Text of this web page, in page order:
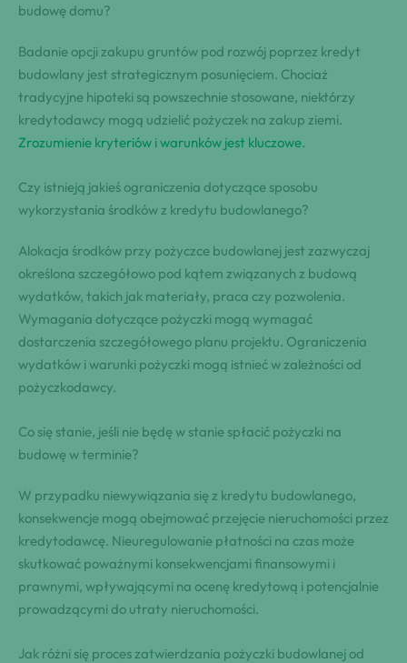
budowę domu?
Badanie opcji zakupu gruntów pod rozwój poprzez kredyt
budowlany jest strategicznym posunięciem. Chociaż
tradycyjne hipoteki są powszechnie stosowane, niektórzy
kredytodawcy mogą udzielić pożyczek na zakup ziemi.
Zrozumienie kryteriów i warunków jest kluczowe.
Czy istnieją jakieś ograniczenia dotyczące sposobu
wykorzystania środków z kredytu budowlanego?
Alokacja środków przy pożyczce budowlanej jest zazwyczaj
określona szczegółowo pod kątem związanych z budową
wydatków, takich jak materiały, praca czy pozwolenia.
Wymagania dotyczące pożyczki mogą wymagać
dostarczenia szczegółowego planu projektu. Ograniczenia
wydatków i warunki pożyczki mogą istnieć w zależności od
pożyczkodawcy.
Co się stanie, jeśli nie będę w stanie spłacić pożyczki na
budowę w terminie?
W przypadku niewywiązania się z kredytu budowlanego,
konsekwencje mogą obejmować przejęcie nieruchomości przez
kredytodawcę. Nieuregulowanie płatności na czas może
skutkować poważnymi konsekwencjami finansowymi i
prawnymi, wpływającymi na ocenę kredytową i potencjalnie
prowadzącymi do utraty nieruchomości.
Jak różni się proces zatwierdzania pożyczki budowlanej od